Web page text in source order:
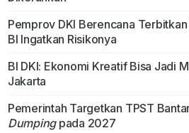
Pemprov DKI Berencana
BI Ingatkan Risikonya
BI DKI: Ekonomi Kreatif Bisa Jadi
Jakarta
Pemerintah Targetkan TPST
Dumpingpada 2027